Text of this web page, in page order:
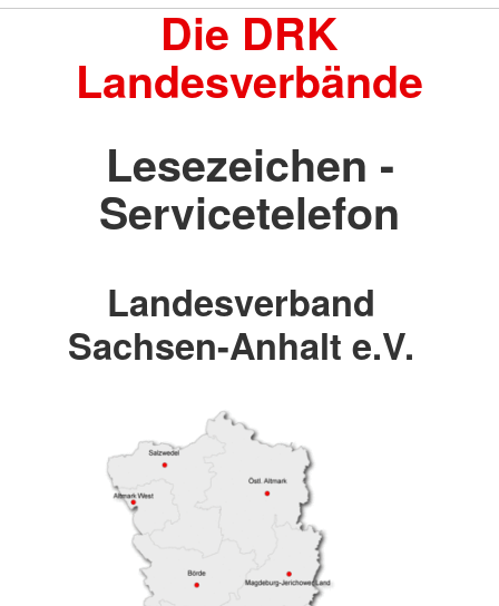
Die DRK
Landesverbände
Lesezeichen -
Servicetelefon
Landesverband
Sachsen-Anhalt e.V.